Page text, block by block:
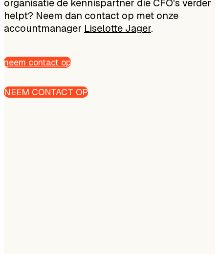
organisatie de kennispartner die CFO's verder
helpt? Neem dan contact op met onze
accountmanager Liselotte Jager.
neem contact op
NEEM CONTACT OP